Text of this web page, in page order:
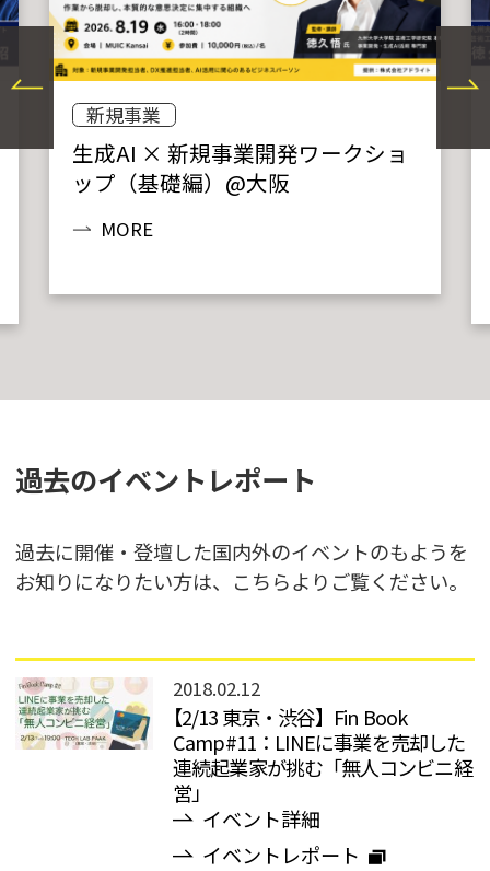
新規事業
生成AI × 新規事業開発ワークショ
ップ（基礎編）@大阪
MORE
過去のイベントレポート
過去に開催・登壇した国内外のイベントのもようを
お知りになりたい方は、こちらよりご覧ください。
2018.02.12
【2/13 東京・渋谷】Fin Book
Camp#11：LINEに事業を売却した
連続起業家が挑む「無人コンビニ経
営」
イベント詳細
イベントレポート